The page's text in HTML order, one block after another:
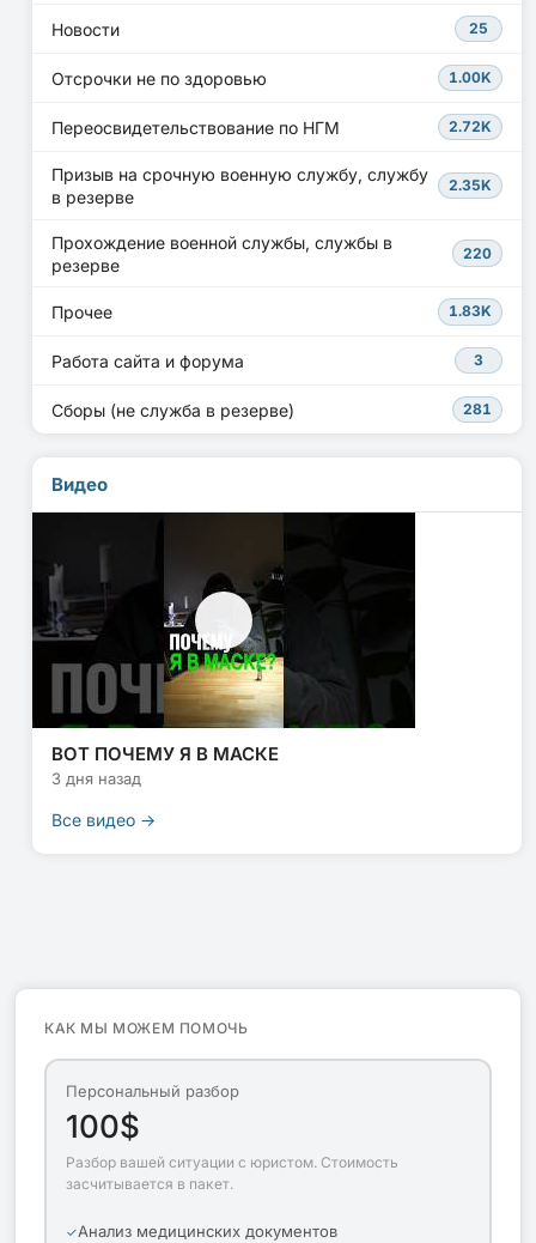
Новости 25
Отсрочки не по здоровью 1.00K
Переосвидетельствование по НГМ 2.72K
Призыв на срочную военную службу, службу
в резерве
2.35K
Прохождение военной службы, службы в
резерве
220
Прочее 1.83K
Работа сайта и форума 3
Сборы (не служба в резерве) 281
Видео
ВОТ ПОЧЕМУ Я В МАСКЕ
3 дня назад
Все видео →
КАК МЫ МОЖЕМ ПОМОЧЬ
Персональный разбор
100$
Разбор вашей ситуации с юристом. Стоимость
засчитывается в пакет.
Анализ медицинских документов